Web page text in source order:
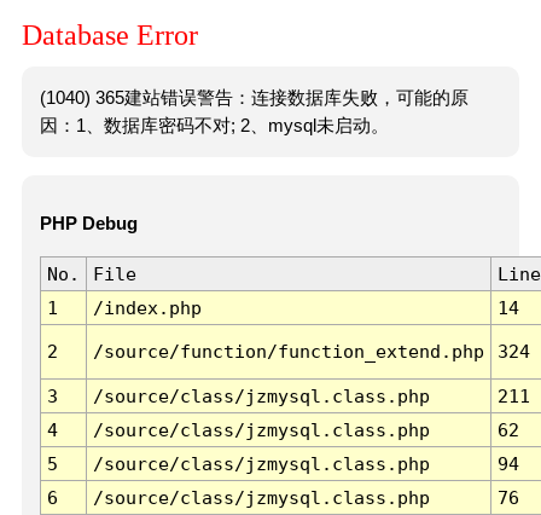
Database Error
(1040) 365建站错误警告：连接数据库失败，可能的原
因：1、数据库密码不对; 2、mysql未启动。
PHP Debug
No. File
Line
1
/index.php 14
2 /source/function/function_extend.php 324
3 /source/class/jzmysql.class.php
211
4
/source/class/jzmysql.class.php
62
5
/source/class/jzmysql.class.php
94
6
/source/class/jzmysql.class.php 76